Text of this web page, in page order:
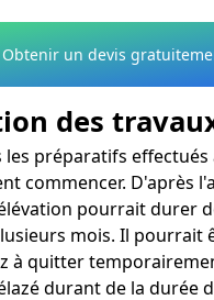
Obtenir un devis
des
préparatifs effectués
commencer. D'après
pourrait durer
mois. Il pourrait
à quitter
durant de la durée